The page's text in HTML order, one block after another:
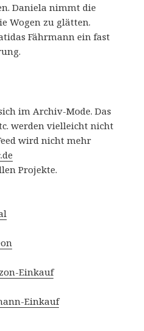
Daniela nimmt die
Wogen zu glätten.
Fährmann ein fast
im Archiv-Mode. Das
werden vielleicht nicht
wird nicht mehr
Projekte.
Einkauf
Einkauf